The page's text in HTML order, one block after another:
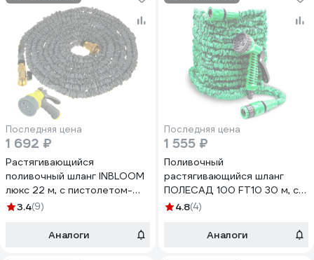
Последняя цена
1 692 ₽
Растягивающийся
поливочный шланг INBLOOM
люкс 22 м, с пистолетом-
распылителем 8 режимов
3.4(9)
Аналоги
Последняя цена
1 555 ₽
Поливочный
растягивающийся шланг
ПОЛЕСАД 100 FT10 30 м, с
пистолетом, адаптером,
4.8(4)
Аналоги